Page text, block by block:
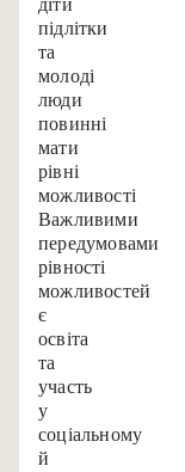
діти,
підлітки
та
молоді
люди
повинні
мати
рівні
можливості.
Важливими
передумовами
рівності
можливостей
є
освіта
та
участь
у
соціальному
й